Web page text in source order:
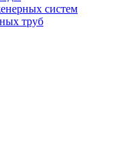
систем
труб